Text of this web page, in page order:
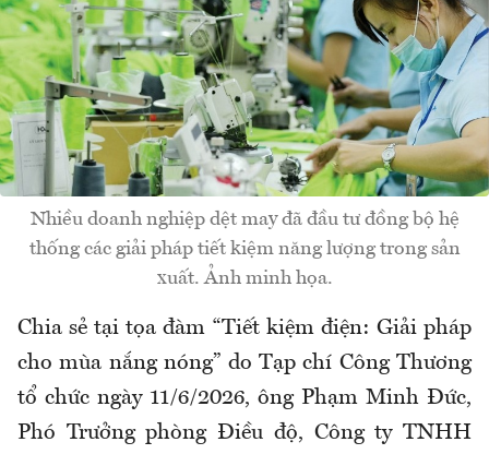
Nhiều doanh nghiệp dệt may đã đầu tư đồng bộ hệ
thống các giải pháp tiết kiệm năng lượng trong sản
xuất. Ảnh minh họa.
Chia sẻ tại tọa đàm “Tiết kiệm điện: Giải pháp
cho mùa nắng nóng” do Tạp chí Công Thương
tổ chức ngày 11/6/2026, ông Phạm Minh Đức,
Phó Trưởng phòng Điều độ, Công ty TNHH